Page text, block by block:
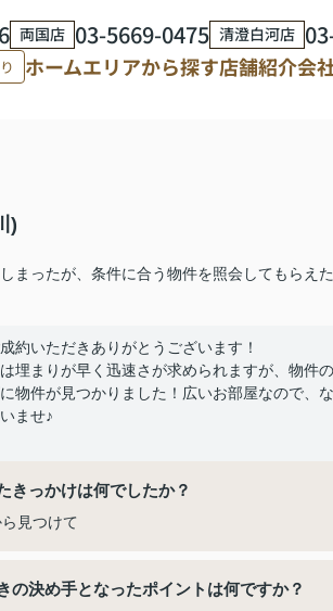
両国店 03-5669-0475 清澄白河店
ホームエリアから探す店舗紹介会
)
まったが、条件に合う物件を照会してもらえた
約いただきありがとうございます！
埋まりが早く迅速さが求められますが、物件
物件が見つかりました！広いお部屋なので、
ませ♪
きっかけは何でしたか？
見つけて
の決め手となったポイントは何ですか？